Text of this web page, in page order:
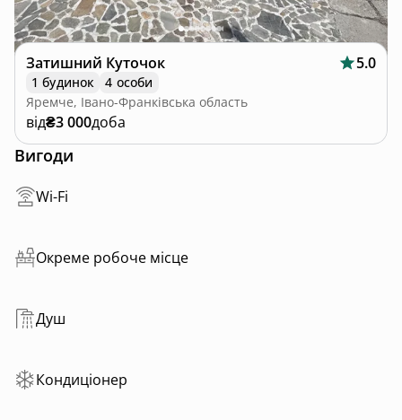
Затишний Куточок 5.0
1 будинок
4 особи
Яремче, Івано-Франківська область
від₴3 000доба
Вигоди
Wi-Fi
Окреме робоче місце
Душ
Кондиціонер